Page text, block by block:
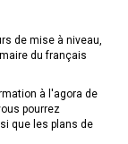
de mise à niveau,
du français
à l'agora de
pourrez
que les plans de